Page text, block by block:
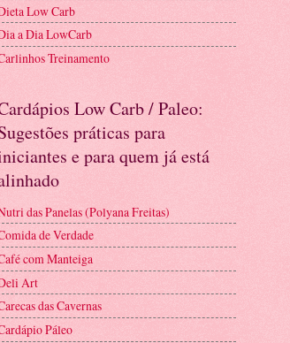
Low Carb
a Dia LowCarb
Treinamento
Low Carb / Paleo:
práticas para
e para quem já está
das Panelas (Polyana Freitas)
de Verdade
com Manteiga
Art
das Cavernas
Páleo